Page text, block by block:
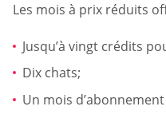
Les mois à prix réduits
Jusqu’à vingt crédits
Dix chats;
Un mois